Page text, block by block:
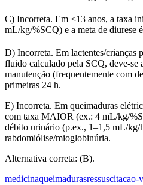
C) Incorreta. Em <13 anos, a taxa
mL/kg/%SCQ) e a meta de diurese é
D) Incorreta. Em lactentes/crianças
fluido calculado pela SCQ, deve-se
manutenção (frequentemente com
primeiras 24 h.
E) Incorreta. Em queimaduras
com taxa MAIOR (ex.: 4 mL/kg/
débito urinário (p.ex., 1–1,5 mL/kg/
rabdomiólise/mioglobinúria.
Alternativa correta: (B).
medicinaqueimadurasressuscitacao-